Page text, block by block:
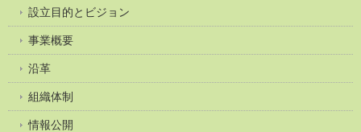
設立目的とビジョン
事業概要
沿革
組織体制
情報公開